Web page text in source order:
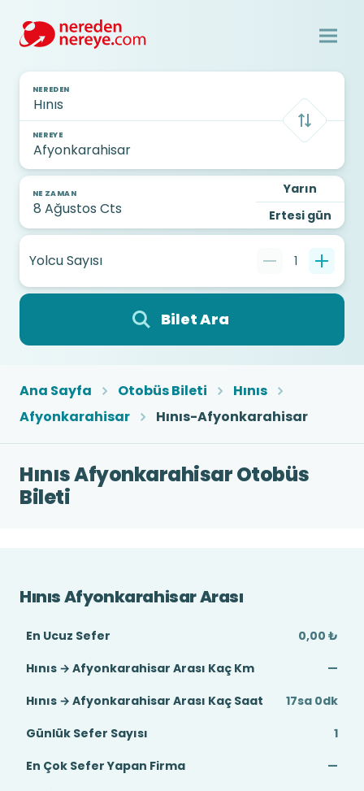
NEREDEN
NEREYE
NE ZAMAN
Yarın
Ertesi gün
Yolcu Sayısı 1
Bilet Ara
Ana Sayfa Otobüs Bileti
Hınıs
Afyonkarahisar
Hınıs-Afyonkarahisar
Hınıs Afyonkarahisar Otobüs
Bileti
Hınıs Afyonkarahisar Arası
En Ucuz Sefer
0,00 ₺
Hınıs → Afyonkarahisar Arası Kaç Km
—
Hınıs → Afyonkarahisar Arası Kaç Saat
17sa 0dk
Günlük Sefer Sayısı
1
En Çok Sefer Yapan Firma
—